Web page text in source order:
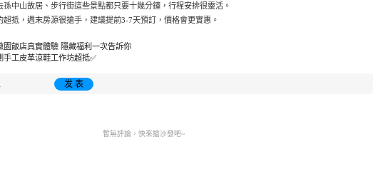
中山故居、步行街這些景點都只要十幾分鐘，行程安排很靈活。
抵，週末房源很搶手，建議提前3-7天預訂，價格會更實惠。
園飯店真實體驗 隱藏福利一次告訴你
手工皮革涼鞋工作坊超抵✅
发 表
暫無評論，快來搶沙發吧~